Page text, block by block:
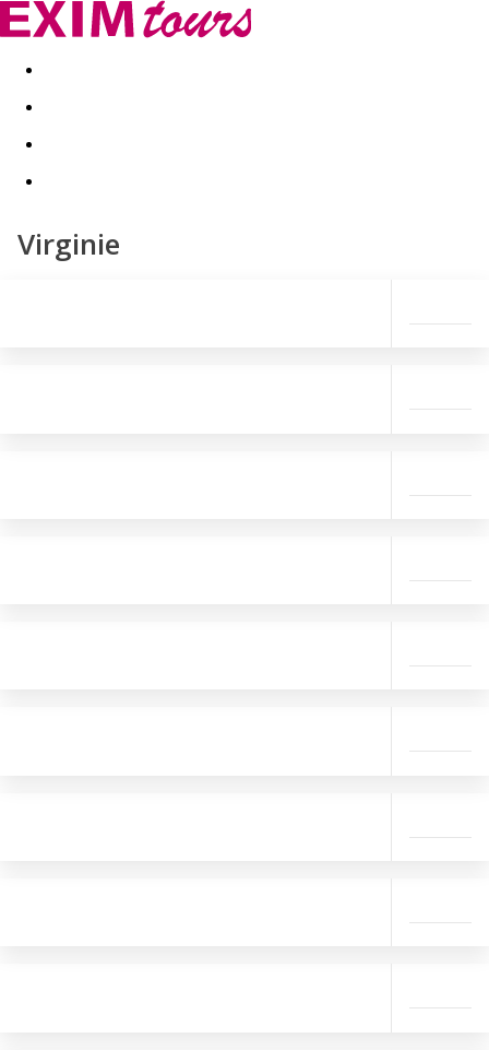
Akční nabídky Last minute
Virginie